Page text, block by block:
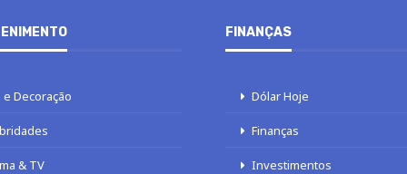
e Decoração
& TV
FINANÇAS
Dólar Hoje
Finanças
Investimentos